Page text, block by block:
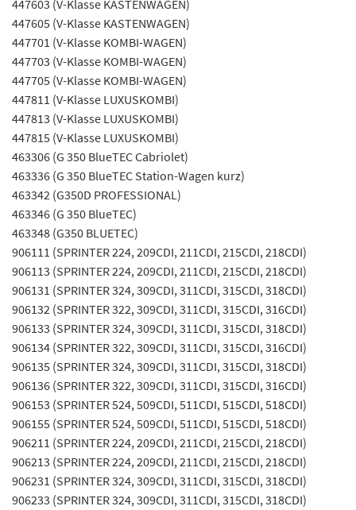
447603 (V-Klasse KASTENWAGEN)
447605 (V-Klasse KASTENWAGEN)
447701 (V-Klasse KOMBI-WAGEN)
447703 (V-Klasse KOMBI-WAGEN)
447705 (V-Klasse KOMBI-WAGEN)
447811 (V-Klasse LUXUSKOMBI)
447813 (V-Klasse LUXUSKOMBI)
447815 (V-Klasse LUXUSKOMBI)
463306 (G 350 BlueTEC Cabriolet)
463336 (G 350 BlueTEC Station-Wagen kurz)
463342 (G350D PROFESSIONAL)
463346 (G 350 BlueTEC)
463348 (G350 BLUETEC)
906111 (SPRINTER 224, 209CDI, 211CDI, 215CDI, 218CDI)
906113 (SPRINTER 224, 209CDI, 211CDI, 215CDI, 218CDI)
906131 (SPRINTER 324, 309CDI, 311CDI, 315CDI, 318CDI)
906132 (SPRINTER 322, 309CDI, 311CDI, 315CDI, 316CDI)
906133 (SPRINTER 324, 309CDI, 311CDI, 315CDI, 318CDI)
906134 (SPRINTER 322, 309CDI, 311CDI, 315CDI, 316CDI)
906135 (SPRINTER 324, 309CDI, 311CDI, 315CDI, 318CDI)
906136 (SPRINTER 322, 309CDI, 311CDI, 315CDI, 316CDI)
906153 (SPRINTER 524, 509CDI, 511CDI, 515CDI, 518CDI)
906155 (SPRINTER 524, 509CDI, 511CDI, 515CDI, 518CDI)
906211 (SPRINTER 224, 209CDI, 211CDI, 215CDI, 218CDI)
906213 (SPRINTER 224, 209CDI, 211CDI, 215CDI, 218CDI)
906231 (SPRINTER 324, 309CDI, 311CDI, 315CDI, 318CDI)
906233 (SPRINTER 324, 309CDI, 311CDI, 315CDI, 318CDI)